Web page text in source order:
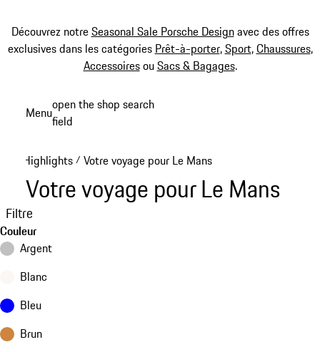
Découvrez notreSeasonal Sale Porsche Designavec des offres
exclusives dans les catégories Prêt-à-porter,Sport,Chaussures,
AccessoiresouSacs & Bagages.
Menuopen the shop search
field
Highlights / Votre voyage pour Le Mans
Votre voyage pour Le Mans
Filtre
Couleur
Argent
Blanc
Bleu
Brun